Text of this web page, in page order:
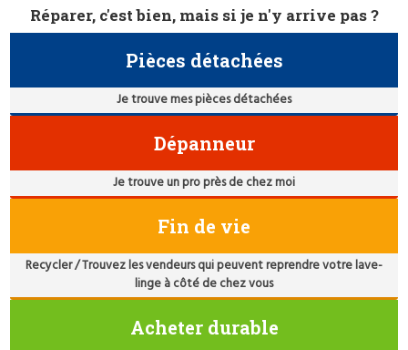
Réparer, c'est bien, mais si je n'y arrive pas ?
Pièces détachées
Je trouve mes pièces détachées
Dépanneur
Je trouve un pro près de chez moi
Fin de vie
Recycler / Trouvez les vendeurs qui peuvent reprendre votre lave-
linge à côté de chez vous
Acheter durable